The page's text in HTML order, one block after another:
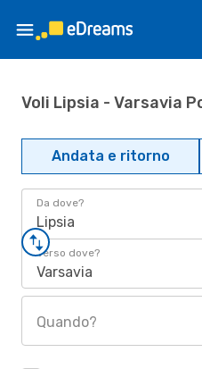
Voli Lipsia - Varsavia
Andata e ritorno
Da dove?
Lipsia
Verso dove?
Varsavia
Quando?